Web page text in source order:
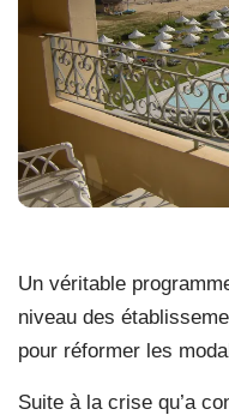
Un véritable
niveau des
pour réformer les
Suite à la crise qu’a